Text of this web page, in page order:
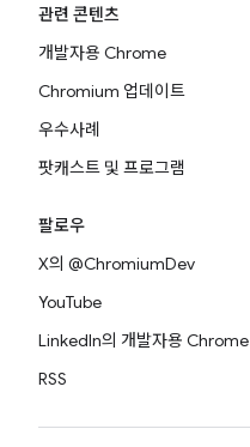
관련 콘텐츠
개발자용 Chrome
Chromium 업데이트
우수사례
팟캐스트 및 프로그램
팔로우
X의 @ChromiumDev
YouTube
LinkedIn의 개발자용 Chrome
RSS